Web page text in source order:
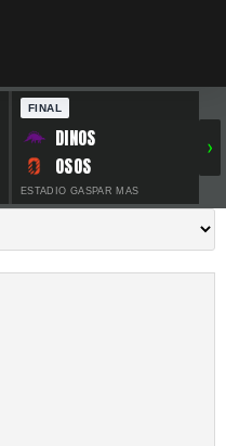
FINAL
DINOS
OSOS
ESTADIO GASPAR MAS
›